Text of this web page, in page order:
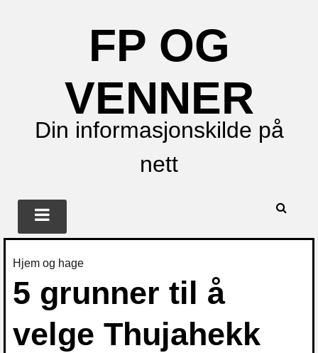
FP OG
VENNER
Din informasjonskilde på
nett
Hjem og hage
5 grunner til å
velge Thujahekk